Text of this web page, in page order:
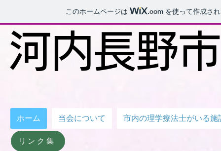
このホームページは .com を使って作成さ
河内長野
ホーム 当会について 市内の理学療法士がいる施
リンク集